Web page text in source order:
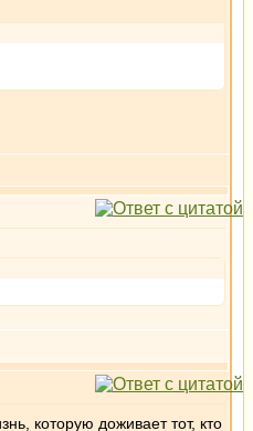
которую доживает тот, кто